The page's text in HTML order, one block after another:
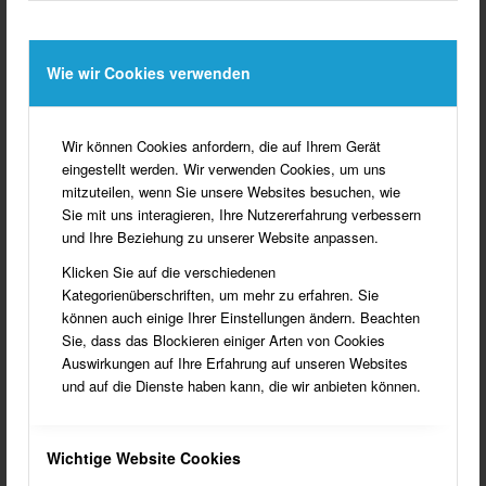
Wie wir Cookies verwenden
Wir können Cookies anfordern, die auf Ihrem Gerät
eingestellt werden. Wir verwenden Cookies, um uns
mitzuteilen, wenn Sie unsere Websites besuchen, wie
Sie mit uns interagieren, Ihre Nutzererfahrung verbessern
und Ihre Beziehung zu unserer Website anpassen.
Klicken Sie auf die verschiedenen
Kategorienüberschriften, um mehr zu erfahren. Sie
können auch einige Ihrer Einstellungen ändern. Beachten
Sie, dass das Blockieren einiger Arten von Cookies
Auswirkungen auf Ihre Erfahrung auf unseren Websites
und auf die Dienste haben kann, die wir anbieten können.
Wichtige Website Cookies